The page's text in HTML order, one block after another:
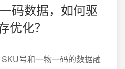
码数据，如何驱
优化？
号和一物一码的数据融